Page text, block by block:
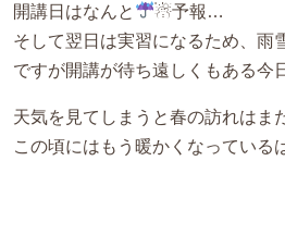
開講日はなんと
☃予報…
そして翌日は実習になるため、雨
ですが開講が待ち遠しくもある今
天気を見てしまうと春の訪れはま
この頃にはもう暖かくなっている